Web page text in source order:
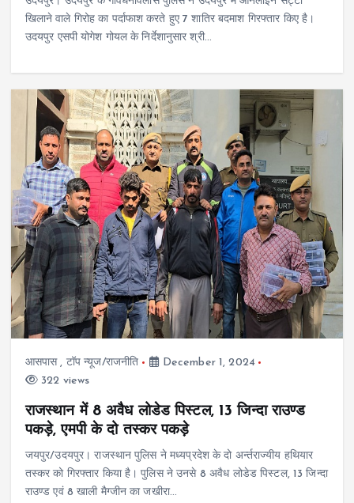
खिलाने वाले गिरोह का पर्दाफाश करते हुए 7 शातिर बदमाश गिरफ्तार किए है।
उदयपुर एसपी योगेश गोयल के निर्देशानुसार श्री…
आसपास, टॉप न्यूज/राजनीति
December 1, 2024
322 views
राजस्थान में 8 अवैध लोडेड पिस्टल, 13 जिन्दा राउण्ड
पकड़े, एमपी के दो तस्कर पकड़े
जयपुर/उदयपुर। राजस्थान पुलिस ने मध्यप्रदेश के दो अर्न्तराज्यीय हथियार
तस्कर को गिरफ्तार किया है। पुलिस ने उनसे 8 अवैध लोडेड पिस्टल, 13 जिन्दा
राउण्ड एवं 8 खाली मैग्जीन का जखीरा…